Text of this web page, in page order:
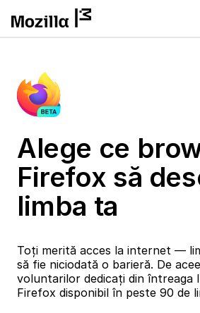
Alege ce
Firefox să
limba ta
Toți merită acces la internet —
să fie niciodată o barieră. De
voluntarilor dedicați din întreaga
Firefox disponibil în peste 90 de